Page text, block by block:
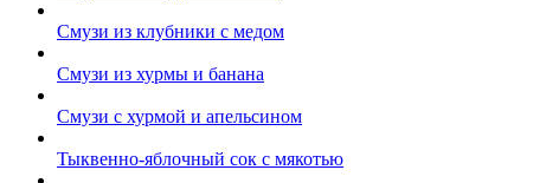
Смузи из клубники с медом
Смузи из хурмы и банана
Смузи с хурмой и апельсином
Тыквенно-яблочный сок с мякотью